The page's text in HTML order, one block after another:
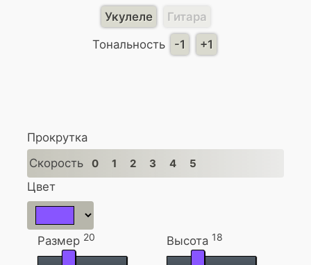
Укулеле
Гитара
Тональность
-1 +1
Прокрутка
Скорость
0 1 2 3 4 5
Цвет
Размер 20 Высота 18